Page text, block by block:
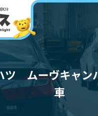
ツ ムーヴキャン
車